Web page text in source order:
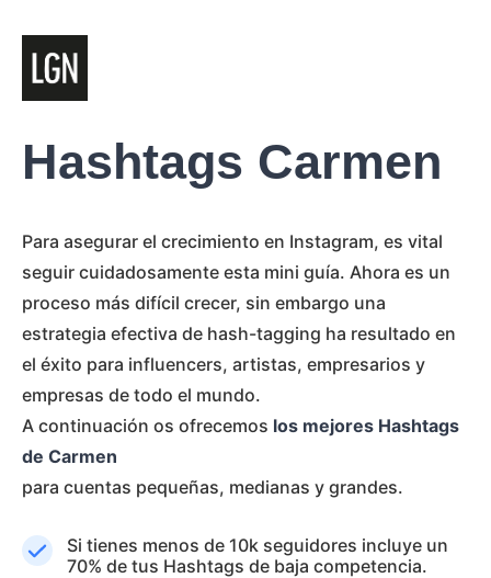
Hashtags Carmen
Para asegurar el crecimiento en Instagram, es vital
seguir cuidadosamente esta mini guía. Ahora es un
proceso más difícil crecer, sin embargo una
estrategia efectiva de hash-tagging ha resultado en
el éxito para influencers, artistas, empresarios y
empresas de todo el mundo.
A continuación os ofrecemos los mejores Hashtags
de Carmen
para cuentas pequeñas, medianas y grandes.
Si tienes menos de 10k seguidores incluye un
70% de tus Hashtags de baja competencia.